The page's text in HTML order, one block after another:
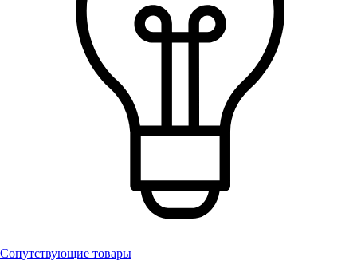
Сопутствующие товары